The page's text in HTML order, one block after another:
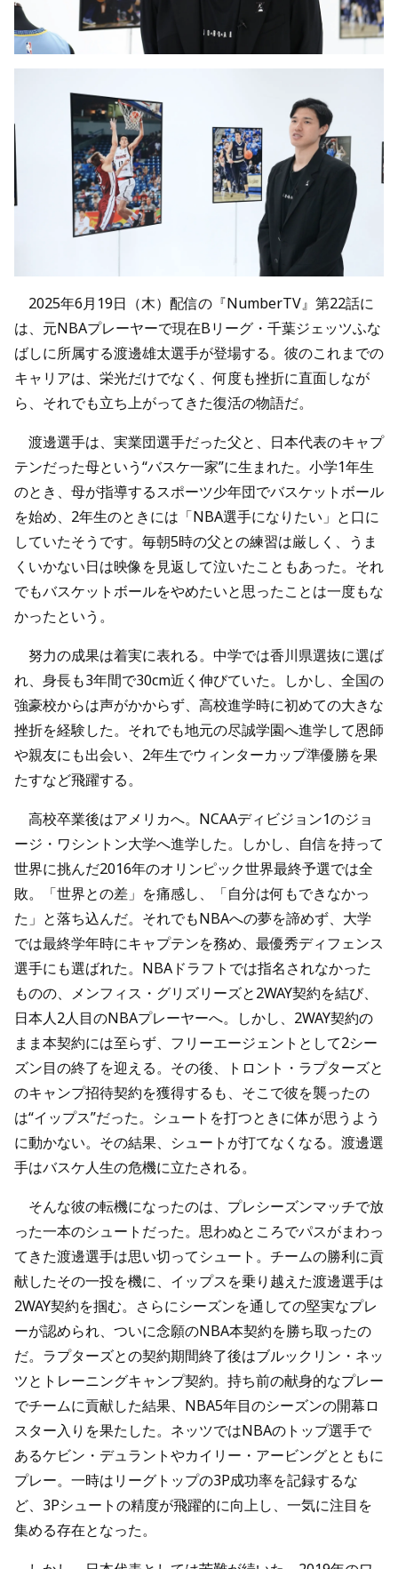
2025年6月19日（木）配信の『NumberTV』第22話に
は、元NBAプレーヤーで現在Bリーグ・千葉ジェッツふな
ばしに所属する渡邊雄太選手が登場する。彼のこれまでの
キャリアは、栄光だけでなく、何度も挫折に直面しなが
ら、それでも立ち上がってきた復活の物語だ。
渡邊選手は、実業団選手だった父と、日本代表のキャプ
テンだった母という“バスケ一家”に生まれた。小学1年生
のとき、母が指導するスポーツ少年団でバスケットボール
を始め、2年生のときには「NBA選手になりたい」と口に
していたそうです。毎朝5時の父との練習は厳しく、うま
くいかない日は映像を見返して泣いたこともあった。それ
でもバスケットボールをやめたいと思ったことは一度もな
かったという。
努力の成果は着実に表れる。中学では香川県選抜に選ば
れ、身長も3年間で30cm近く伸びていた。しかし、全国の
強豪校からは声がかからず、高校進学時に初めての大きな
挫折を経験した。それでも地元の尽誠学園へ進学して恩師
や親友にも出会い、2年生でウィンターカップ準優勝を果
たすなど飛躍する。
高校卒業後はアメリカへ。NCAAディビジョン1のジョ
ージ・ワシントン大学へ進学した。しかし、自信を持って
世界に挑んだ2016年のオリンピック世界最終予選では全
敗。「世界との差」を痛感し、「自分は何もできなかっ
た」と落ち込んだ。それでもNBAへの夢を諦めず、大学
では最終学年時にキャプテンを務め、最優秀ディフェンス
選手にも選ばれた。NBAドラフトでは指名されなかった
ものの、メンフィス・グリズリーズと2WAY契約を結び、
日本人2人目のNBAプレーヤーへ。しかし、2WAY契約の
まま本契約には至らず、フリーエージェントとして2シー
ズン目の終了を迎える。その後、トロント・ラプターズと
のキャンプ招待契約を獲得するも、そこで彼を襲ったの
は“イップス”だった。シュートを打つときに体が思うよう
に動かない。その結果、シュートが打てなくなる。渡邊選
手はバスケ人生の危機に立たされる。
そんな彼の転機になったのは、プレシーズンマッチで放
った一本のシュートだった。思わぬところでパスがまわっ
てきた渡邊選手は思い切ってシュート。チームの勝利に貢
献したその一投を機に、イップスを乗り越えた渡邊選手は
2WAY契約を掴む。さらにシーズンを通しての堅実なプレ
ーが認められ、ついに念願のNBA本契約を勝ち取ったの
だ。ラプターズとの契約期間終了後はブルックリン・ネッ
ツとトレーニングキャンプ契約。持ち前の献身的なプレー
でチームに貢献した結果、NBA5年目のシーズンの開幕ロ
スター入りを果たした。ネッツではNBAのトップ選手で
あるケビン・デュラントやカイリー・アービングとともに
プレー。一時はリーグトップの3P成功率を記録するな
ど、3Pシュートの精度が飛躍的に向上し、一気に注目を
集める存在となった。